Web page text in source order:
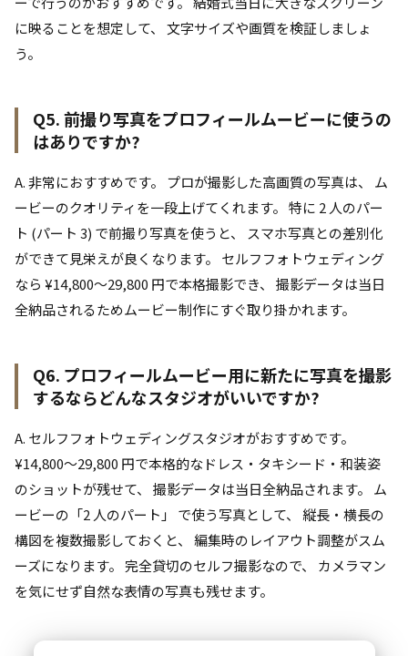
に映ることを想定して、 文字サイズや画質を検証しましょ
う。
Q5. 前撮り写真をプロフィールムービーに使うの
はありですか?
A. 非常におすすめです。 プロが撮影した高画質の写真は、 ム
ービーのクオリティを一段上げてくれます。 特に 2 人のパー
ト (パート 3) で前撮り写真を使うと、 スマホ写真との差別化
ができて見栄えが良くなります。 セルフフォトウェディング
なら ¥14,800〜29,800 円で本格撮影でき、 撮影データは当日
全納品されるためムービー制作にすぐ取り掛かれます。
Q6. プロフィールムービー用に新たに写真を撮影
するならどんなスタジオがいいですか?
A. セルフフォトウェディングスタジオがおすすめです。
¥14,800〜29,800 円で本格的なドレス・タキシード・和装姿
のショットが残せて、 撮影データは当日全納品されます。 ム
ービーの「2 人のパート」 で使う写真として、 縦長・横長の
構図を複数撮影しておくと、 編集時のレイアウト調整がスム
ーズになります。 完全貸切のセルフ撮影なので、 カメラマン
を気にせず自然な表情の写真も残せます。